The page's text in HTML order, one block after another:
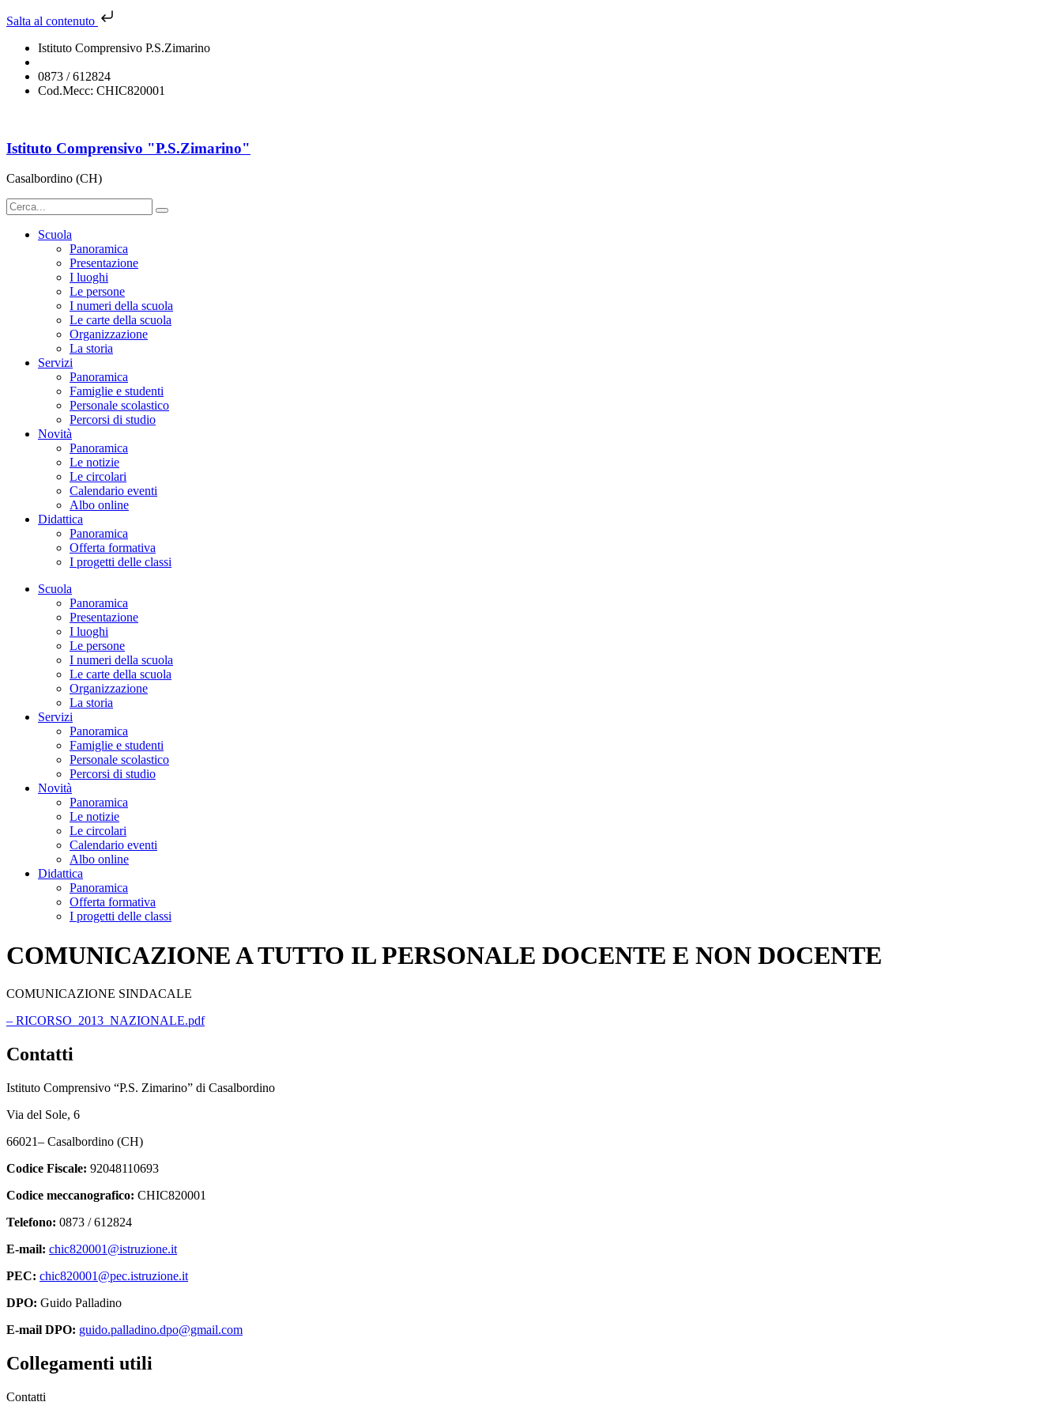
Salta al contenuto
Istituto Comprensivo P.S.Zimarino
0873 / 612824
Cod.Mecc: CHIC820001
Istituto Comprensivo "P.S.Zimarino"
Casalbordino (CH)
Scuola
Panoramica
Presentazione
I luoghi
Le persone
I numeri della scuola
Le carte della scuola
Organizzazione
La storia
Servizi
Panoramica
Famiglie e studenti
Personale scolastico
Percorsi di studio
Novità
Panoramica
Le notizie
Le circolari
Calendario eventi
Albo online
Didattica
Panoramica
Offerta formativa
I progetti delle classi
Scuola
Panoramica
Presentazione
I luoghi
Le persone
I numeri della scuola
Le carte della scuola
Organizzazione
La storia
Servizi
Panoramica
Famiglie e studenti
Personale scolastico
Percorsi di studio
Novità
Panoramica
Le notizie
Le circolari
Calendario eventi
Albo online
Didattica
Panoramica
Offerta formativa
I progetti delle classi
COMUNICAZIONE A TUTTO IL PERSONALE DOCENTE E NON DOCENTE
COMUNICAZIONE SINDACALE
– RICORSO_2013_NAZIONALE.pdf
Contatti
Istituto Comprensivo “P.S. Zimarino” di Casalbordino
Via del Sole, 6
66021– Casalbordino (CH)
Codice Fiscale: 92048110693
Codice meccanografico: CHIC820001
Telefono: 0873 / 612824
E-mail: chic820001@istruzione.it
PEC: chic820001@pec.istruzione.it
DPO: Guido Palladino
E-mail DPO: guido.palladino.dpo@gmail.com
Collegamenti utili
Contatti